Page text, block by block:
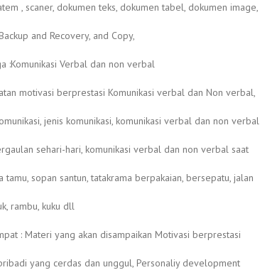
, scaner, dokumen teks, dokumen tabel, dokumen image,
and Recovery, and Copy,
:Komunikasi Verbal dan non verbal
motivasi berprestasi Komunikasi verbal dan Non verbal,
jenis komunikasi, komunikasi verbal dan non verbal
sehari-hari, komunikasi verbal dan non verbal saat
tamu, sopan santun, tatakrama berpakaian, bersepatu, jalan
rambu, kuku dll
: Materi yang akan disampaikan Motivasi berprestasi
yang cerdas dan unggul, Personaliy development